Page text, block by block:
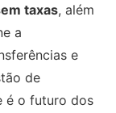
taxas, além
a
e
de
é o futuro dos